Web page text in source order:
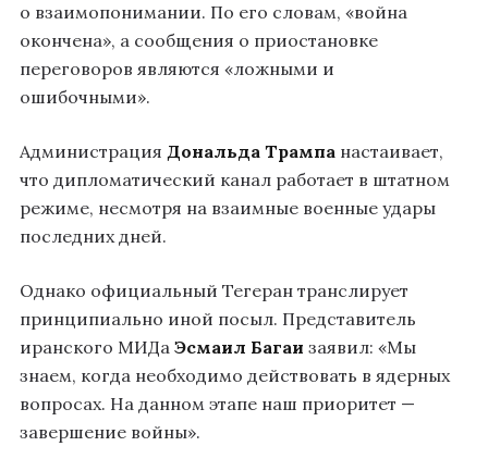
о взаимопонимании. По его словам, «война
окончена», а сообщения о приостановке
переговоров являются «ложными и
ошибочными».
Администрация Дональда Трампа настаивает,
что дипломатический канал работает в штатном
режиме, несмотря на взаимные военные удары
последних дней.
Однако официальный Тегеран транслирует
принципиально иной посыл. Представитель
иранского МИДа Эсмаил Багаи заявил: «Мы
знаем, когда необходимо действовать в ядерных
вопросах. На данном этапе наш приоритет —
завершение войны».